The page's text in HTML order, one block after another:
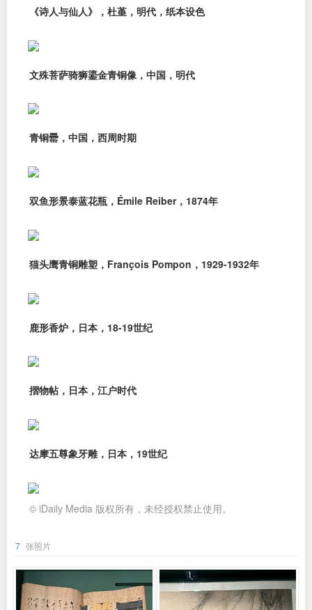
《诗人与仙人》，杜堇，明代，纸本设色
文殊菩萨骑狮鎏金青铜像，中国，明代
青铜罍，中国，西周时期
双鱼形景泰蓝花瓶，Émile Reiber，1874年
猫头鹰青铜雕塑，François Pompon，1929-1932年
鹿形香炉，日本，18-19世纪
摺物帖，日本，江户时代
达摩五尊象牙雕，日本，19世纪
© iDaily Media 版权所有，未经授权禁止使用。
7 张照片